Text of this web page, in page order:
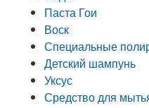
Паста Гои
Воск
Специальные
Детский шампунь
Уксус
Средство для